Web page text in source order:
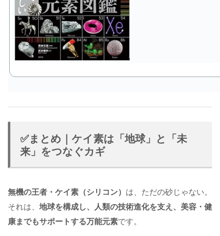
✅まとめ｜ケイ素は「地球」と「未
来」をつなぐカギ
無機の王者・ケイ素（シリコン） は、ただの砂じゃない。
それは、 地球を構成し、人類の技術進化を支え、美容・健
康までもサポートする万能元素です。